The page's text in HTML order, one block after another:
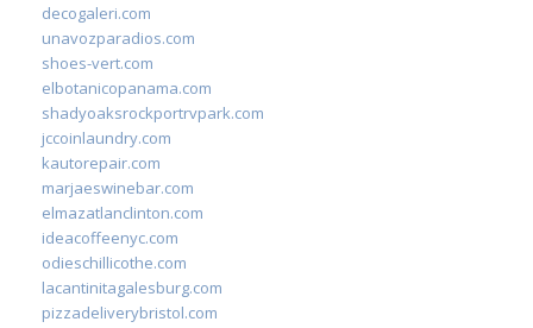
decogaleri.com
unavozparadios.com
shoes-vert.com
elbotanicopanama.com
shadyoaksrockportrvpark.com
jccoinlaundry.com
kautorepair.com
marjaeswinebar.com
elmazatlanclinton.com
ideacoffeenyc.com
odieschillicothe.com
lacantinitagalesburg.com
pizzadeliverybristol.com